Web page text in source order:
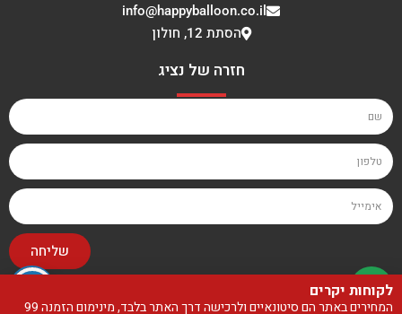
info@happyballoon.co.il
הסתת 12, חולון
חזרה של נציג
שליחה
האתר עוצב ונבנה על ידי סטודיו בייגלה
לקוחות יקרים
המחירים באתר הם סיטונאיים ולרכישה דרך האתר בלבד, מינימום הזמנה 99